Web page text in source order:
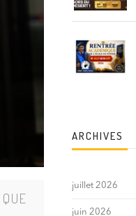
ARCHIVES
juillet 2026
juin 2026